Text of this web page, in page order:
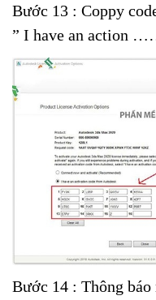
Bước 13 : Coppy
” I have an action
Bước 14 : Thông